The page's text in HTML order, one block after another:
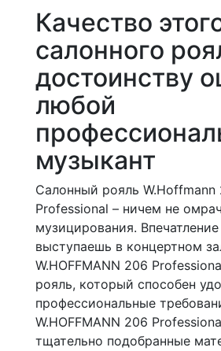
Качество
салонного
достоинству
любой
музыкант
Салонный рояль W.Hoffmann
Professional – ничем не
музицирования.
выступаешь в концертном
W.HOFFMANN 206
рояль, который способен
профессиональные
W.HOFFMANN 206
тщательно подобранные